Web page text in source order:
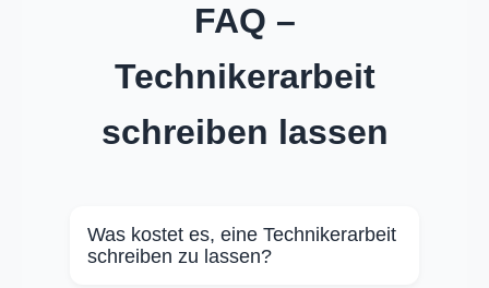
FAQ –
Technikerarbeit
schreiben lassen
Was kostet es, eine Technikerarbeit
schreiben zu lassen?